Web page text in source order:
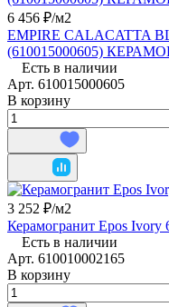
6 456 ₽/м2
EMPIRE CALACATTA
(610015000605)
Есть в наличии
Арт. 610015000605
В корзину
3 252 ₽/м2
Керамогранит Epos Ivory
Есть в наличии
Арт. 610010002165
В корзину